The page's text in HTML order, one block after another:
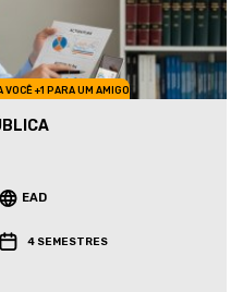
+1 PARA UM AMIGO
EAD
4 SEMESTRES